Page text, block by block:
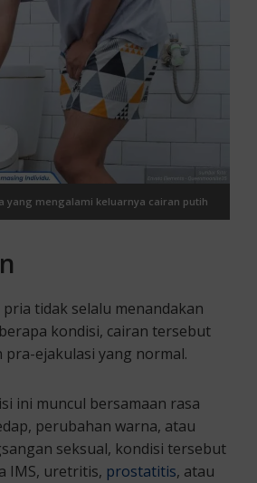
yang mengalami keluarnya cairan putih
tidak selalu menandakan
kondisi, cairan tersebut
pra-ejakulasi yang normal.
ini muncul bersamaan rasa
perubahan warna, atau
seksual, kondisi tersebut
IMS, uretritis, prostatitis, atau